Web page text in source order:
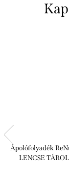
Ápolófolyadék
LENCSE